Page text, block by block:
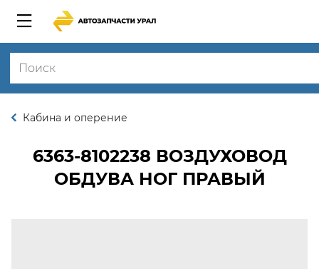
Кабина и оперение
6363-8102238 ВОЗДУХОВОД
ОБДУВА НОГ ПРАВЫЙ